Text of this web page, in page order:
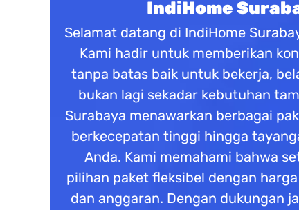
IndiHome
Selamat datang di IndiHome
Kami hadir untuk memberikan
tanpa batas baik untuk bekerja,
bukan lagi sekadar kebutuhan
Surabaya menawarkan berbagai
berkecepatan tinggi hingga
Anda. Kami memahami bahwa
pilihan paket fleksibel dengan
dan anggaran. Dengan dukungan